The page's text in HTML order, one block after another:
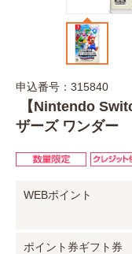
申込番号：315840
【Nintendo
ザーズ ワンダー
WEBポイント
ポイント券ギフト券